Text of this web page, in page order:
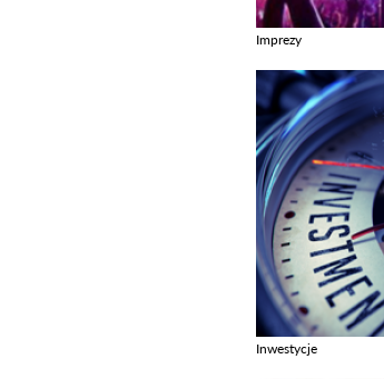
Imprezy
Inwestycje